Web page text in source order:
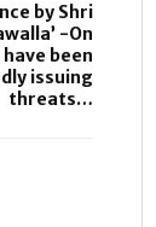
by Shri
-On
have been
issuing
threats…